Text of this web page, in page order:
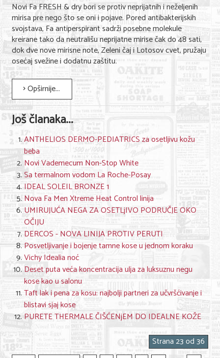
Novi Fa FRESH & dry bori se protiv neprijatnih i neželjenih
mirisa pre nego što se oni i pojave. Pored antibakterijskih
svojstava, Fa antiperspirant sadrži posebne molekule
kreirane tako da neutrališu neprijatne mirise čak do 48 sati,
dok dve nove mirisne note, Zeleni čaj i Lotosov cvet, pružaju
osećaj svežine i dodatnu zaštitu.
Opširnije...
Još članaka...
ANTHELIOS DERMO-PEDIATRICS za osetljivu kožu
beba
Novi Vademecum Non-Stop White
Sa termalnom vodom La Roche-Posay
IDEAL SOLEIL BRONZE 1
Nova Fa Men Xtreme Heat Control linija
UMIRUJUĆA NEGA ZA OSETLjIVO PODRUČJE OKO
OČIJU
DERCOS - NOVA LINIJA PROTIV PERUTI
Posvetljivanje i bojenje tamne kose u jednom koraku
Vichy Idealia noć
Deset puta veća koncentracija ulja za luksuznu negu
kose kao u salonu
Taft lak i pena za kosu: najbolji partneri za učvršćivanje i
blistavi sjaj kose
PURETE THERMALE ČIŠĆENjEM DO IDEALNE KOŽE
Strana 23 od 36